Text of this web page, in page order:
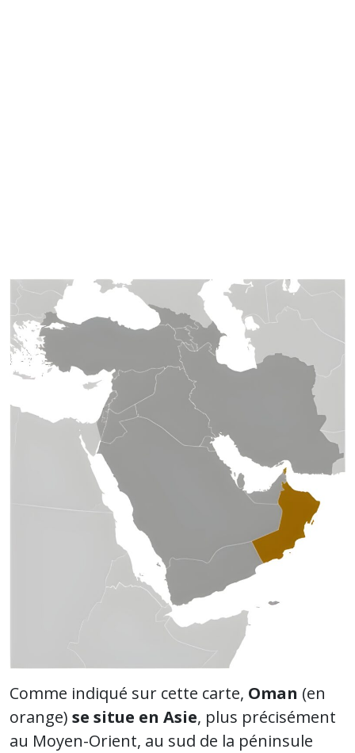
Comme indiqué sur cette carte, Oman (en
orange) se situe en Asie, plus précisément
au Moyen-Orient, au sud de la péninsule